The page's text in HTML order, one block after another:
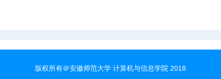
版权所有＠安徽师范大学 计算机与信息学院 2018